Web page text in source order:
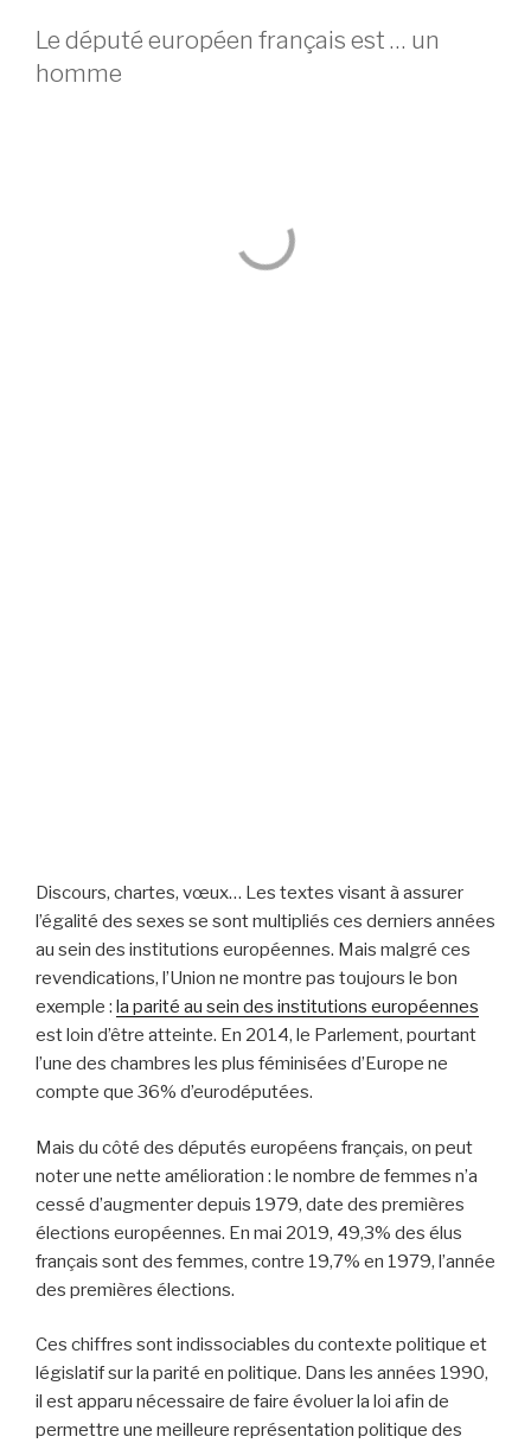
Le député européen français est … un
homme
Discours, chartes, vœux… Les textes visant à assurer
l’égalité des sexes se sont multipliés ces derniers années
au sein des institutions européennes. Mais malgré ces
revendications, l’Union ne montre pas toujours le bon
exemple : la parité au sein des institutions européennes
est loin d’être atteinte. En 2014, le Parlement, pourtant
l’une des chambres les plus féminisées d’Europe ne
compte que 36% d’eurodéputées.
Mais du côté des députés européens français, on peut
noter une nette amélioration : le nombre de femmes n’a
cessé d’augmenter depuis 1979, date des premières
élections européennes. En mai 2019, 49,3% des élus
français sont des femmes, contre 19,7% en 1979, l’année
des premières élections.
Ces chiffres sont indissociables du contexte politique et
législatif sur la parité en politique. Dans les années 1990,
il est apparu nécessaire de faire évoluer la loi afin de
permettre une meilleure représentation politique des